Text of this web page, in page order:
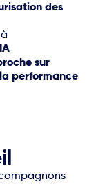
des
à
sur
performance